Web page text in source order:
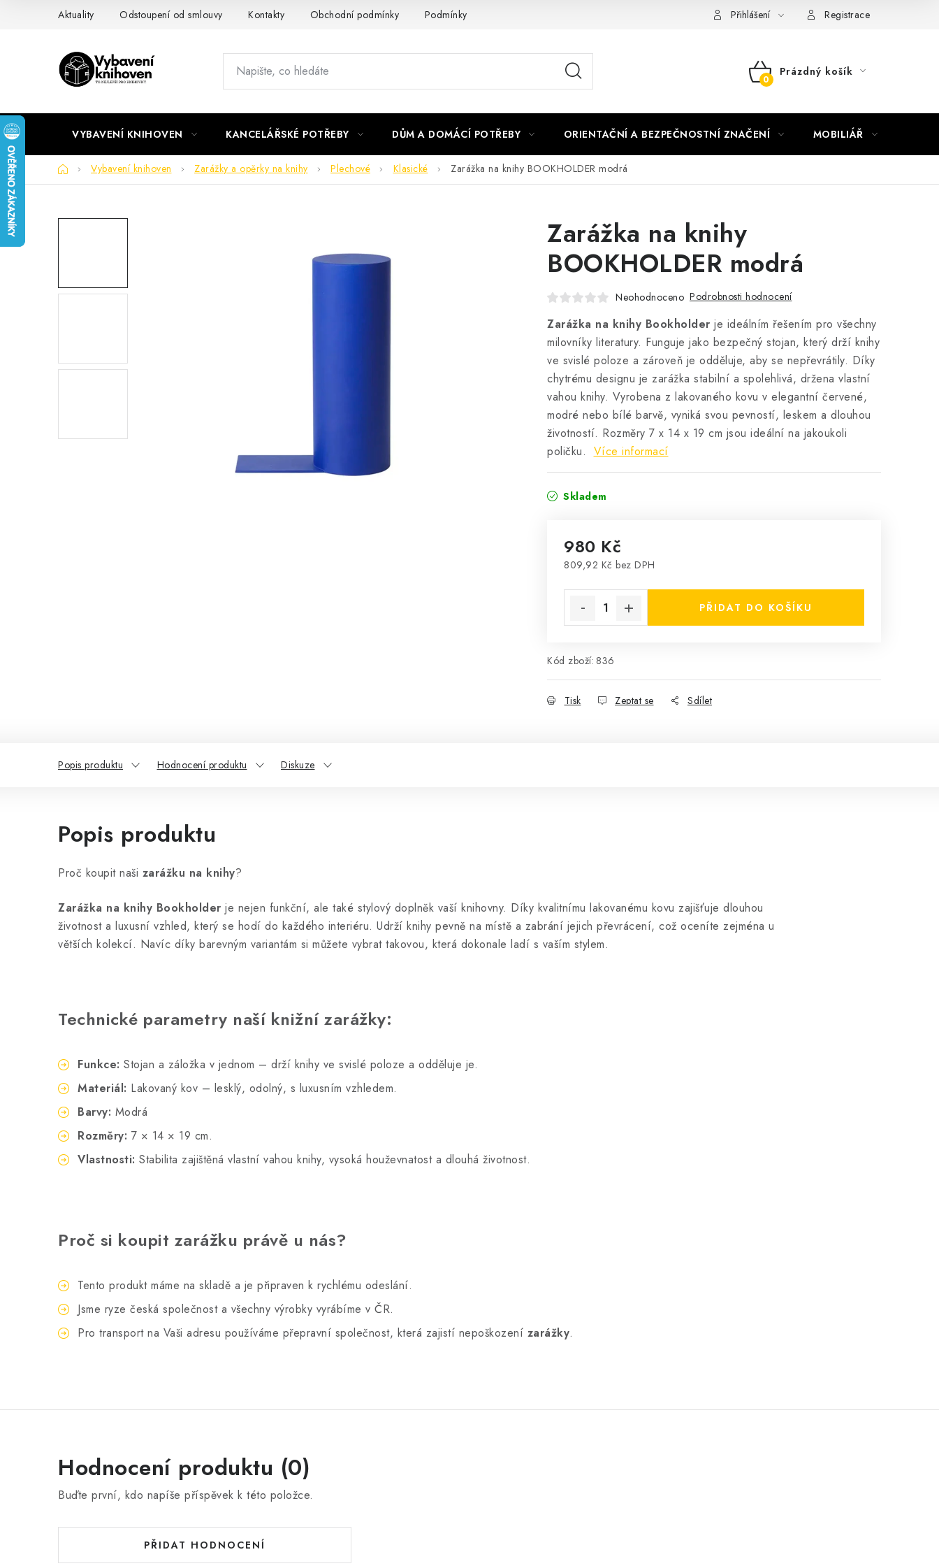
Aktuality Odstoupení od smlouvy Kontakty Obchodní podmínky Podmínky ochrany osobních údajů Nepřebraná dobírka
Přihlášení Registrace
NÁKUPNÍ
Prázdný košík
VYBAVENÍ KNIHOVEN KANCELÁŘSKÉ POTŘEBY DŮM A DOMÁCÍ POTŘEBY ORIENTAČNÍ A BEZPEČNOSTNÍ ZNAČENÍ MOBILIÁŘ
DomůVybavení knihoven Zarážky a opěrky na knihy Plechové Klasické Zarážka na knihy BOOKHOLDER modrá
Zarážka na knihy
BOOKHOLDER modrá
Neohodnoceno Podrobnosti hodnocení
Zarážka na knihy Bookholder je ideálním řešením pro všechny
milovníky literatury. Funguje jako bezpečný stojan, který drží knihy
ve svislé poloze a zároveň je odděluje, aby se nepřevrátily. Díky
chytrému designu je zarážka stabilní a spolehlivá, držena vlastní
vahou knihy. Vyrobena z lakovaného kovu v elegantní červené,
modré nebo bílé barvě, vyniká svou pevností, leskem a dlouhou
životností. Rozměry 7 x 14 x 19 cm jsou ideální na jakoukoli
poličku. Více informací
Skladem
980 Kč
809,92 Kč bez DPH
PŘIDAT DO KOŠÍKU
Kód zboží: 836
Tisk Zeptat se Sdílet
Popis produktu Hodnocení produktu Diskuze
Popis produktu
Proč koupit naši zarážku na knihy?
Zarážka na knihy Bookholder je nejen funkční, ale také stylový doplněk vaší knihovny. Díky kvalitnímu lakovanému kovu zajišťuje dlouhou
životnost a luxusní vzhled, který se hodí do každého interiéru. Udrží knihy pevně na místě a zabrání jejich převrácení, což oceníte zejména u
větších kolekcí. Navíc díky barevným variantám si můžete vybrat takovou, která dokonale ladí s vaším stylem.
Technické parametry naší knižní zarážky:
Funkce: Stojan a záložka v jednom – drží knihy ve svislé poloze a odděluje je.
Materiál: Lakovaný kov – lesklý, odolný, s luxusním vzhledem.
Barvy: Modrá
Rozměry: 7 × 14 × 19 cm.
Vlastnosti: Stabilita zajištěná vlastní vahou knihy, vysoká houževnatost a dlouhá životnost.
Proč si koupit zarážku právě u nás?
Tento produkt máme na skladě a je připraven k rychlému odeslání.
Jsme ryze česká společnost a všechny výrobky vyrábíme v ČR.
Pro transport na Vaši adresu používáme přepravní společnost, která zajistí nepoškození zarážky.
Hodnocení produktu (0)
Buďte první, kdo napíše příspěvek k této položce.
PŘIDAT HODNOCENÍ